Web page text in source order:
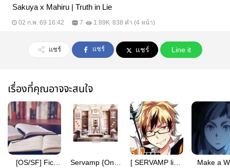
Sakuya x Mahiru | Truth in Lie
02 ก.พ. 69 16:42 7 1.89K 838 คำ (4 หน้า)
แชร์ แชร์ แชร์ Line it
เรื่องที่คุณอาจจะสนใจ
[OS/SF] Fic
Servamp {One-
[ SERVAMP licht
Make a